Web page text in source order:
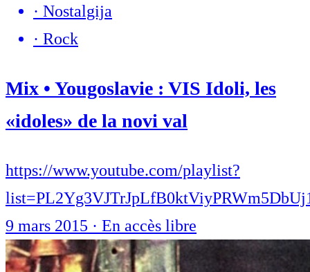
· Nostalgija
· Rock
Mix • Yougoslavie : VIS Idoli, les
«idoles» de la novi val
https://www.youtube.com/playlist?
9 mars 2015 · En accès libre